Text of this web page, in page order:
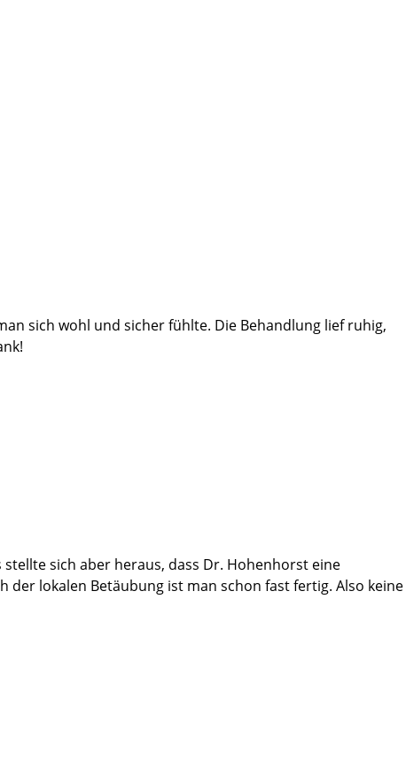
sich wohl und sicher fühlte. Die Behandlung lief ruhig,
sich aber heraus, dass Dr. Hohenhorst eine
lokalen Betäubung ist man schon fast fertig. Also keine